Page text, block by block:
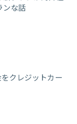
ンな話
クレジットカー